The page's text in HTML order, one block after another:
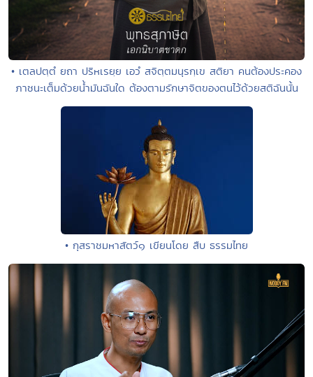
• เตลปตฺตํ ยถา ปริหเรยฺย เอวํ สจิตฺตมนุรกฺเข สติยา คนต้องประคอง
ภาชนะเต็มด้วยน้ำมันฉันใด ต้องตามรักษาจิตของตนไว้ด้วยสติฉันนั้น
• กุสราชมหาสัตว์๑ เขียนโดย สืบ ธรรมไทย